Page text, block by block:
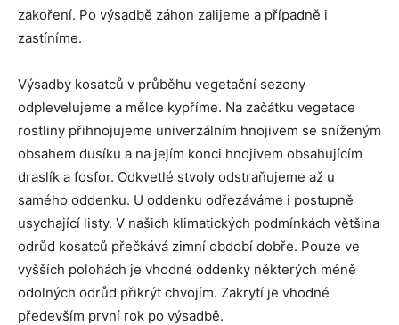
zakoření. Po výsadbě záhon zalijeme a případně i
zastíníme.
Výsadby kosatců v průběhu vegetační sezony
odplevelujeme a mělce kypříme. Na začátku vegetace
rostliny přihnojujeme univerzálním hnojivem se sníženým
obsahem dusíku a na jejím konci hnojivem obsahujícím
draslík a fosfor. Odkvetlé stvoly odstraňujeme až u
samého oddenku. U oddenku odřezáváme i postupně
usychající listy. V našich klimatických podmínkách většina
odrůd kosatců přečkává zimní období dobře. Pouze ve
vyšších polohách je vhodné oddenky některých méně
odolných odrůd přikrýt chvojím. Zakrytí je vhodné
především první rok po výsadbě.